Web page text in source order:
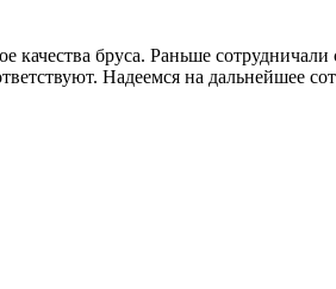
бруса. Раньше
Надеемся на дальнейшее